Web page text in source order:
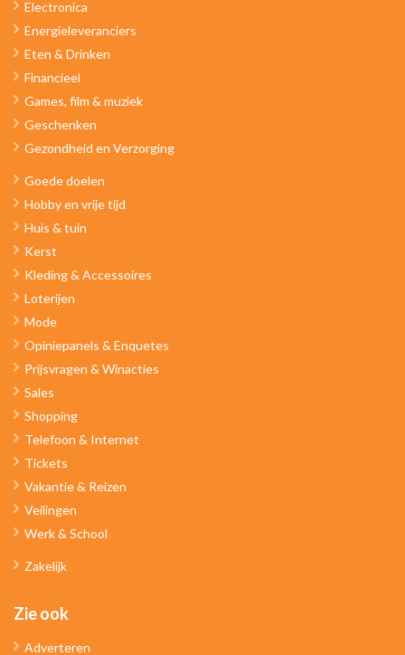
Electronica
Energieleveranciers
Eten & Drinken
Financieel
Games, film & muziek
Geschenken
Gezondheid en Verzorging
Goede doelen
Hobby en vrije tijd
Huis & tuin
Kerst
Kleding & Accessoires
Loterijen
Mode
Opiniepanels & Enquetes
Prijsvragen & Winacties
Sales
Shopping
Telefoon & Internet
Tickets
Vakantie & Reizen
Veilingen
Werk & School
Zakelijk
Zie ook
Adverteren